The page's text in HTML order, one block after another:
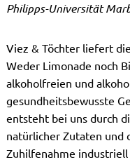
Philipps-Universität
Viez & Töchter liefert
Weder Limonade noch
alkoholfreien und
gesundheitsbewusste
entsteht bei uns durch
natürlicher Zutaten und
Zuhilfenahme